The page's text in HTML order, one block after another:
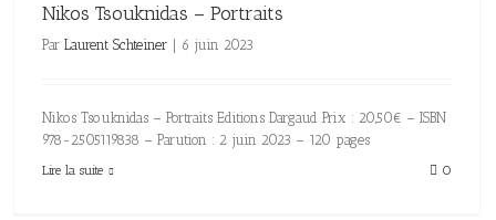
Nikos Tsouknidas – Portraits
Par Laurent Schteiner 6 juin 2023
Nikos Tsouknidas – Portraits Editions Dargaud Prix : 20,50€ – ISBN
978-2505119838 – Parution : 2 juin 2023 – 120 pages
Lire la suite 0